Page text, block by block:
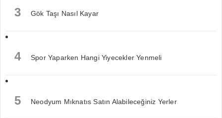
3 Gök Taşı Nasıl Kayar
4 Spor Yaparken Hangi Yiyecekler Yenmeli
5 Neodyum Mıknatıs Satın Alabileceğiniz Yerler